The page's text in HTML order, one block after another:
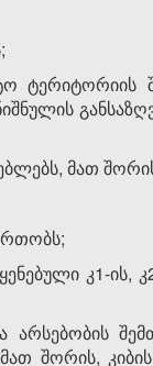
ტერიტორიის
მათ
კ1-
არსებობის
შორის,